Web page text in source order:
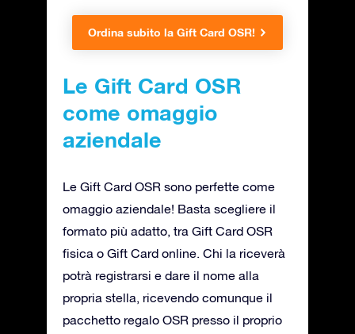
Ordina subito la Gift Card OSR!
Le Gift Card OSR
come omaggio
aziendale
Le Gift Card OSR sono perfette come
omaggio aziendale! Basta scegliere il
formato più adatto, tra Gift Card OSR
fisica o Gift Card online. Chi la riceverà
potrà registrarsi e dare il nome alla
propria stella, ricevendo comunque il
pacchetto regalo OSR presso il proprio